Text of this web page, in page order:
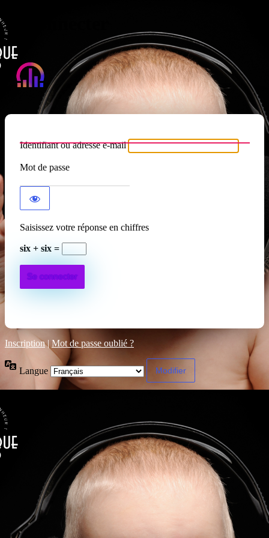
Se connecter
Atypique RADIO
Identifiant ou adresse e-mail
Mot de passe
Saisissez votre réponse en chiffres
six + six =
Inscription| Mot de passe oublié ?
Langue